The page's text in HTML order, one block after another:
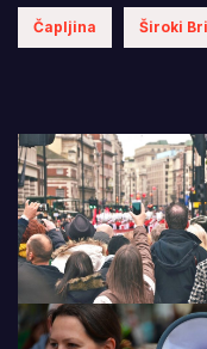
Čapljina Široki